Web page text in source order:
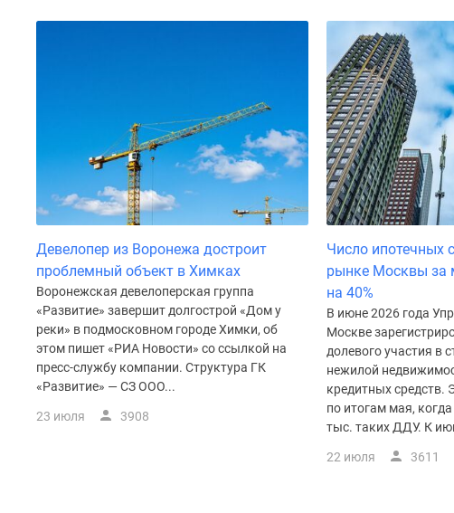
коттеджные
поселки
коттеджные
поселки
Коттеджные
поселки
поселки
водоема
Девелопер из Воронежа достроит
проблемный объект в Химках
Воронежская девелоперская группа
«Развитие» завершит долгострой «Дом у
реки» в подмосковном городе Химки, об
этом пишет «РИА Новости» со ссылкой на
пресс-службу компании. Структура ГК
«Развитие» — СЗ ООО...
23 июля 3908
Число ипотечных
рынке Москвы за
на 40%
В июне 2026 года
Москве
долевого участия в
нежилой
кредитных средств.
по итогам мая,
тыс. таких ДДУ. К
22 июля 3611